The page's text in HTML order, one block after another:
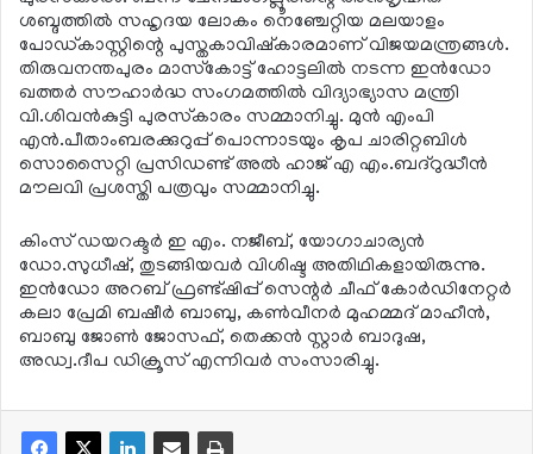
ശബ്ദത്തില്‍ സഹൃദയ ലോകം നെഞ്ചേറ്റിയ മലയാളം
പോഡ്കാസ്റ്റിന്റെ പുസ്തകാവിഷ്‌കാരമാണ് വിജയമന്ത്രങ്ങള്‍.
തിരുവനന്തപുരം മാസ്‌കോട്ട് ഹോട്ടലില്‍ നടന്ന ഇന്‍ഡോ
ഖത്തര്‍ സൗഹാര്‍ദ്ധ സംഗമത്തില്‍ വിദ്യാഭ്യാസ മന്ത്രി
വി.ശിവന്‍കുട്ടി പുരസ്‌കാരം സമ്മാനിച്ചു. മുന്‍ എംപി
എന്‍.പീതാംബരക്കുറുപ്പ് പൊന്നാടയും കൃപ ചാരിറ്റബിള്‍
സൊസൈറ്റി പ്രസിഡണ്ട് അല്‍ ഹാജ് എ എം.ബദ്റുദ്ധീന്‍
മൗലവി പ്രശസ്തി പത്രവും സമ്മാനിച്ചു.
കിംസ് ഡയറക്ടര്‍ ഇ എം. നജീബ്, യോഗാചാര്യന്‍
ഡോ.സുധീഷ്, തുടങ്ങിയവര്‍ വിശിഷ്ട അതിഥികളായിരുന്നു.
ഇന്‍ഡോ അറബ് ഫ്രണ്ട്ഷിപ്പ് സെന്റര്‍ ചീഫ് കോര്‍ഡിനേറ്റര്‍
കലാ പ്രേമി ബഷീര്‍ ബാബു, കണ്‍വീനര്‍ മുഹമ്മദ് മാഹീന്‍,
ബാബു ജോണ്‍ ജോസഫ്, തെക്കന്‍ സ്റ്റാര്‍ ബാദുഷ,
അഡ്വ.ദീപ ഡിക്രൂസ് എന്നിവര്‍ സംസാരിച്ചു.